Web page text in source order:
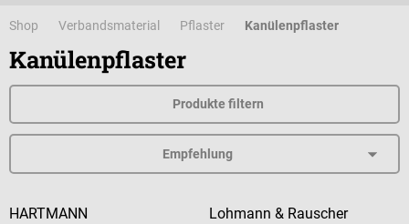
Shop Verbandsmaterial Pflaster Kanülenpflaster
Kanülenpflaster
Produkte filtern
HARTMANN Lohmann & Rauscher